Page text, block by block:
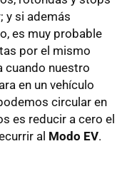
y si además
es muy probable
por el mismo
cuando nuestro
en un vehículo
circular en
es reducir a cero el
al Modo EV.